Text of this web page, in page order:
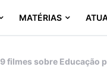
MATÉRIAS
9 filmes sobre Educação